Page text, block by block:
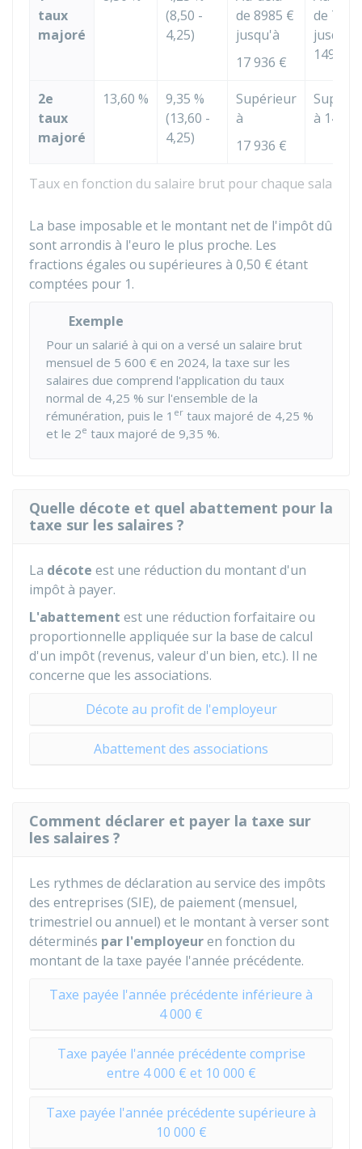
Taux en fonction du salaire brut pour chaque salarié
taux
majoré
(8,50 -
4,25)
de 8985 €
jusqu'à
17 936 €
de 748
jusqu'à
1494 €
2e
taux
majoré
13,60 %
9,35 %
(13,60 -
4,25)
Supérieur
à
17 936 €
à 1494
La base imposable et le montant net de l'impôt dû
sont arrondis à l'euro le plus proche. Les
fractions égales ou supérieures à 0,50 € étant
comptées pour 1.
Exemple
Pour un salarié à qui on a versé un salaire brut
mensuel de 5 600 € en 2024, la taxe sur les
salaires due comprend l'application du taux
normal de 4,25 % sur l'ensemble de la
rémunération, puis le 1 er taux majoré de 4,25 %
et le 2e taux majoré de 9,35 %.
Quelle décote et quel abattement pour la
taxe sur les salaires ?
La décote est une réduction du montant d'un
impôt à payer.
L'abattement est une réduction forfaitaire ou
proportionnelle appliquée sur la base de calcul
d'un impôt (revenus, valeur d'un bien, etc.). Il ne
concerne que les associations.
Décote au profit de l'employeur
Abattement des associations
Comment déclarer et payer la taxe sur
les salaires ?
Les rythmes de déclaration au service des impôts
des entreprises (SIE), de paiement (mensuel,
trimestriel ou annuel) et le montant à verser sont
déterminés par l'employeuren fonction du
montant de la taxe payée l'année précédente.
Taxe payée l'année précédente inférieure à
4 000 €
Taxe payée l'année précédente comprise
entre 4 000 € et 10 000 €
Taxe payée l'année précédente supérieure à
10 000 €